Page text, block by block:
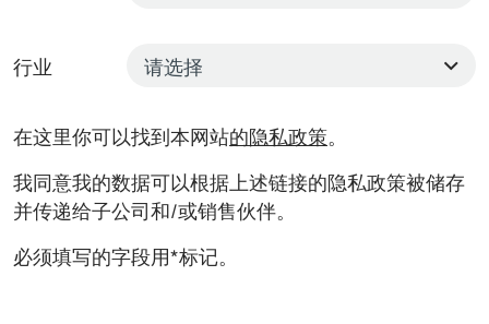
行业
在这里你可以找到本网站的隐私政策。
我同意我的数据可以根据上述链接的隐私政策被储存
并传递给子公司和/或销售伙伴。
必须填写的字段用*标记。